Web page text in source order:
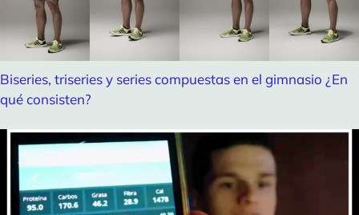
Biseries, triseries y series compuestas en el gimnasio ¿En
qué consisten?